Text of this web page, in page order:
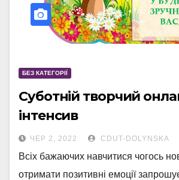
БЕЗ КАТЕГОРІЇ
Суботній творчий
інтенсив
ЧЕР 2, 2022 CDUT-DOLYNSKA
Всіх бажаючих навчитися чогось
отримати позитивні емоції